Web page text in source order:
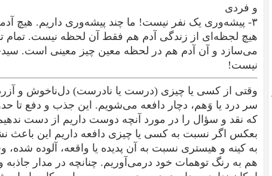
و فردی
۳- پیشه‌وری یک نفر نیست! ما چند پیشه‌وری داریم. هیچ
هیچ لجظه‌ای از زندگی آدم هم فقط آن لحظه نیست.
می‌سازد و آن آدم هم در لحظه معین چیز معینی است.
نیست!
وقتی از کسی یا چیزی (درست یا نادرست) دل‌ناخوش و
سر درد یا وَهم، دچار دافعه می‌شویم. این جذب و دفع
که نقد و سؤال را در مورد آنچه دوست داریم از دست
بعکس اگر نسبت به کسی یا چیزی دافعه داریم این باعث
به کینه و هیستری نسبت به آن پدیده یا واقعه، آلوده
هم به رنگ توهمات خود درمی‌آوریم. چنانچه در مدار جاذبه